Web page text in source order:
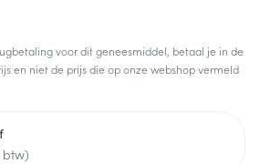
voor dit geneesmiddel, betaal je in de
en niet de prijs die op onze webshop vermeld
btw)